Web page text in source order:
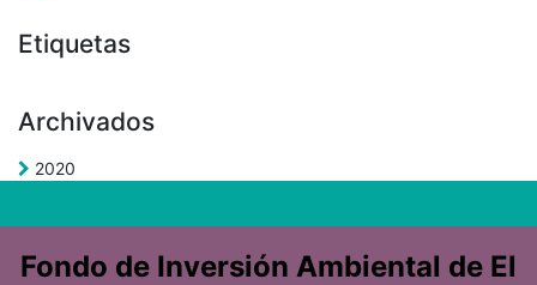
Etiquetas
Archivados
2020
Fondo de Inversión Ambiental de El